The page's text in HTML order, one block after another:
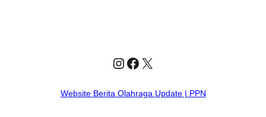
Instagram
Facebook
X
Website Berita Olahraga Update | PPN